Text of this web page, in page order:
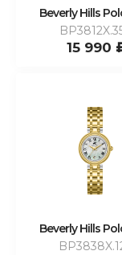
Beverly Hills
15 990
Beverly Hills